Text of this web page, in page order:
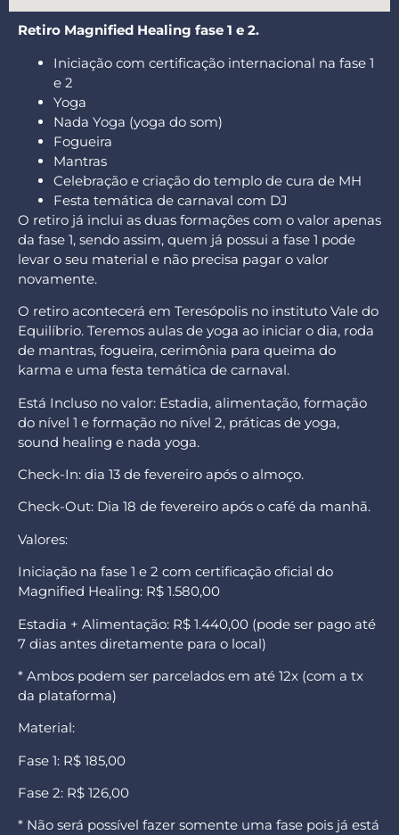
Retiro Magnified Healing fase 1 e 2.
Iniciação com certificação internacional na fase 1
e 2
Yoga
Nada Yoga (yoga do som)
Fogueira
Mantras
Celebração e criação do templo de cura de MH
Festa temática de carnaval com DJ
O retiro já inclui as duas formações com o valor apenas
da fase 1, sendo assim, quem já possui a fase 1 pode
levar o seu material e não precisa pagar o valor
novamente.
O retiro acontecerá em Teresópolis no instituto Vale do
Equilíbrio. Teremos aulas de yoga ao iniciar o dia, roda
de mantras, fogueira, cerimônia para queima do
karma e uma festa temática de carnaval.
Está Incluso no valor: Estadia, alimentação, formação
do nível 1 e formação no nível 2, práticas de yoga,
sound healing e nada yoga.
Check-In: dia 13 de fevereiro após o almoço.
Check-Out: Dia 18 de fevereiro após o café da manhã.
Valores:
Iniciação na fase 1 e 2 com certificação oficial do
Magnified Healing: R$ 1.580,00
Estadia + Alimentação: R$ 1.440,00 (pode ser pago até
7 dias antes diretamente para o local)
* Ambos podem ser parcelados em até 12x (com a tx
da plataforma)
Material:
Fase 1: R$ 185,00
Fase 2: R$ 126,00
* Não será possível fazer somente uma fase pois já está